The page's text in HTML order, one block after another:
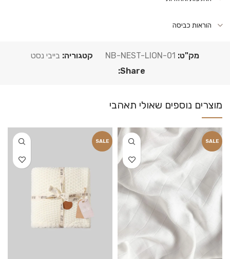
הוראות כביסה
מק"ט: NB-NEST-LION-01 קטגוריה: בייבי נסט
Share:
SALE
SALE